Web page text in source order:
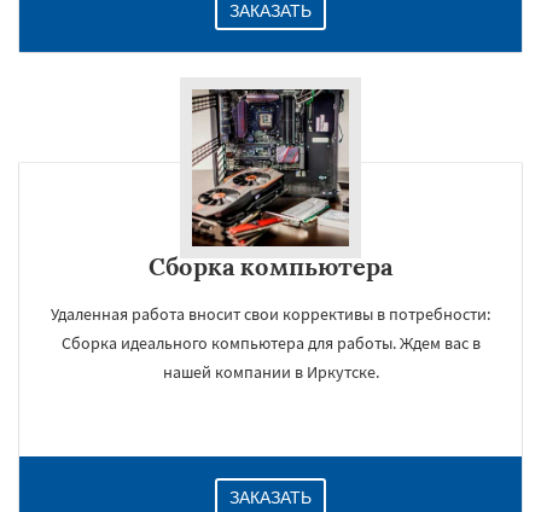
ЗАКАЗАТЬ
Сборка компьютера
Удаленная работа вносит свои коррективы в потребности:
Сборка идеального компьютера для работы. Ждем вас в
нашей компании в Иркутске.
ЗАКАЗАТЬ